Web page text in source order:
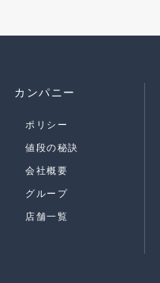
カンパニー
ポリシー
値段の秘訣
会社概要
グループ
店舗一覧